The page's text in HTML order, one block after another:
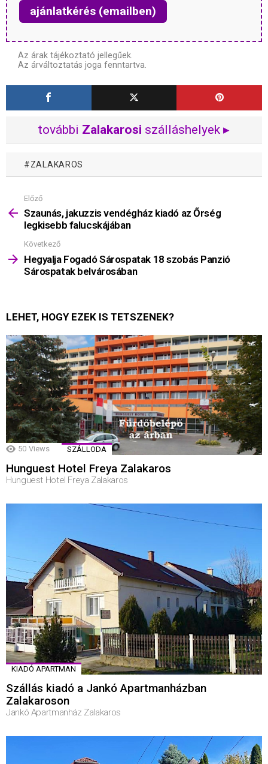
ajánlatkérés (emailben)
Az árak tájékoztató jellegűek.
Az árváltoztatás joga fenntartva.
további Zalakarosi szálláshelyek ▸
ZALAKAROS
Mutass
többet
Előző
Szaunás, jakuzzis vendégház kiadó az Őrség
legkisebb falucskájában
Következő
Hegyalja Fogadó Sárospatak 18 szobás Panzió
Sárospatak belvárosában
LEHET, HOGY EZEK IS TETSZENEK?
50 Views SZÁLLODA
Hunguest Hotel Freya Zalakaros
Hunguest Hotel Freya Zalakaros
KIADÓ APARTMAN
Szállás kiadó a Jankó Apartmanházban
Zalakaroson
Jankó Apartmanház Zalakaros